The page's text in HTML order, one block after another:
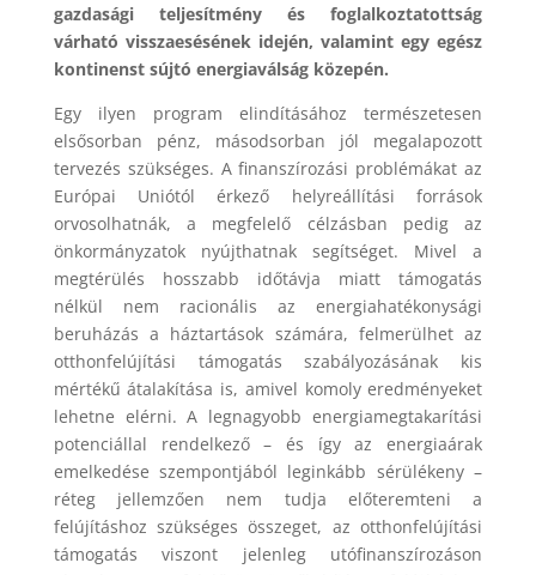
gazdasági teljesítmény és foglalkoztatottság
várható visszaesésének idején, valamint egy egész
kontinenst sújtó energiaválság közepén.
Egy ilyen program elindításához természetesen
elsősorban pénz, másodsorban jól megalapozott
tervezés szükséges. A finanszírozási problémákat az
Európai Uniótól érkező helyreállítási források
orvosolhatnák, a megfelelő célzásban pedig az
önkormányzatok nyújthatnak segítséget. Mivel a
megtérülés hosszabb időtávja miatt támogatás
nélkül nem racionális az energiahatékonysági
beruházás a háztartások számára, felmerülhet az
otthonfelújítási támogatás szabályozásának kis
mértékű átalakítása is, amivel komoly eredményeket
lehetne elérni. A legnagyobb energiamegtakarítási
potenciállal rendelkező – és így az energiaárak
emelkedése szempontjából leginkább sérülékeny –
réteg jellemzően nem tudja előteremteni a
felújításhoz szükséges összeget, az otthonfelújítási
támogatás viszont jelenleg utófinanszírozáson